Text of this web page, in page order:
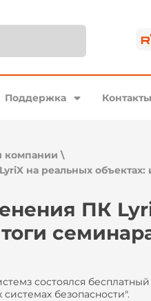
Поддержка Контакты
компании \
на реальных объектах:
ПК
состоялся
безопасности".